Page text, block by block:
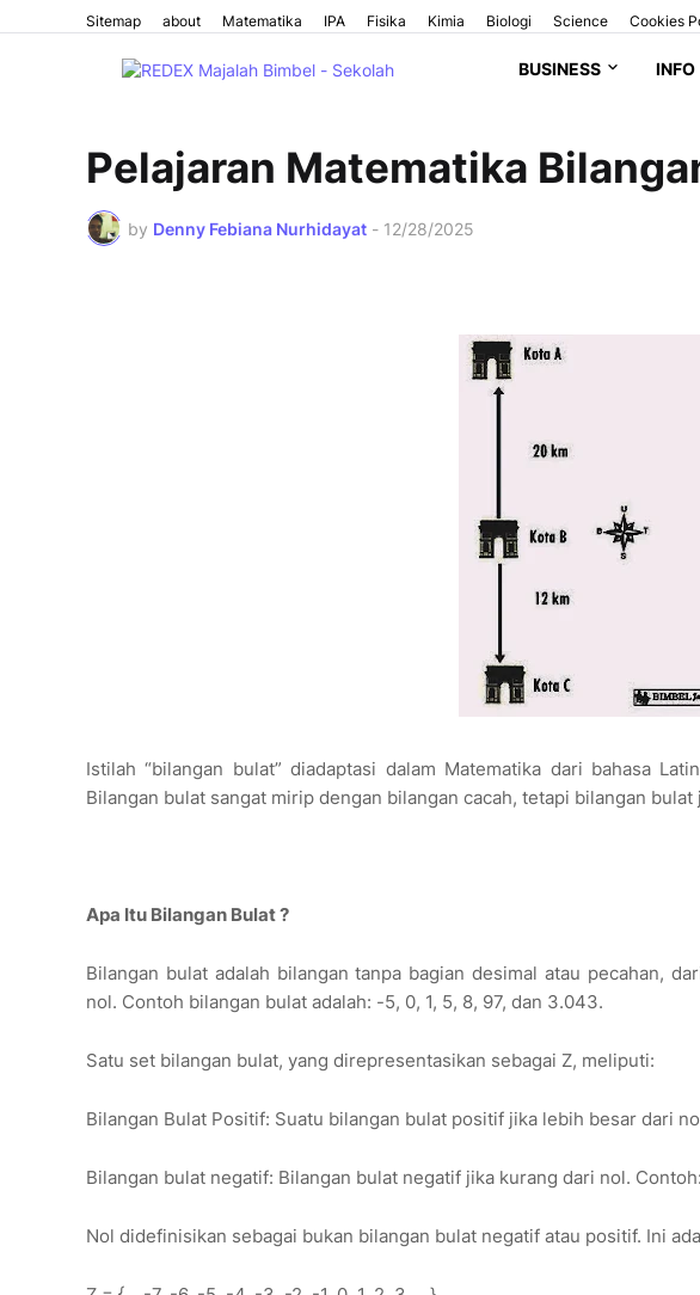
Sitemap about Matematika IPA Fisika Kimia Biologi Science Cookies
BUSINESS INFO
Pelajaran Matematika
by Denny Febiana Nurhidayat - 12/28/2025
Istilah “bilangan bulat” diadaptasi dalam Matematika dari bahasa
Bilangan bulat sangat mirip dengan bilangan cacah, tetapi bilangan
Apa Itu Bilangan Bulat ?
Bilangan bulat adalah bilangan tanpa bagian desimal atau pecahan,
nol. Contoh bilangan bulat adalah: -5, 0, 1, 5, 8, 97, dan 3.043.
Satu set bilangan bulat, yang direpresentasikan sebagai Z, meliputi:
Bilangan Bulat Positif: Suatu bilangan bulat positif jika lebih besar dari
Bilangan bulat negatif: Bilangan bulat negatif jika kurang dari nol.
Nol didefinisikan sebagai bukan bilangan bulat negatif atau positif. Ini